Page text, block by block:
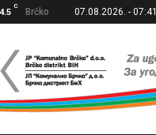
C
Brčko 07.08.2026. - 07:41